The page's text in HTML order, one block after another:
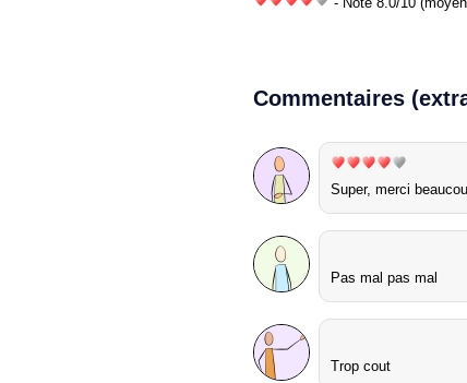
Commentaires
Super, merci
Pas mal pas mal
Trop cout